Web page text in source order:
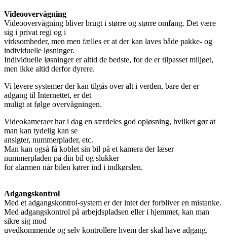
Videoovervågning
Videoovervågning bliver brugt i større og større omfang. Det være
sig i privat regi og i
virksomheder, men men fælles er at der kan laves både pakke- og
individuelle løsninger.
Individuelle løsninger er altid de bedste, for de er tilpasset miljøet,
men ikke altid derfor dyrere.
Vi levere systemer der kan tilgås over alt i verden, bare der er
adgang til Internettet, er det
muligt at følge overvågningen.
Videokameraer har i dag en særdeles god opløsning, hvilket gør at
man kan tydelig kan se
ansigter, nummerplader, etc.
Man kan også få koblet sin bil på et kamera der læser
nummerpladen på din bil og slukker
for alarmen når bilen kører ind i indkørslen.
Adgangskontrol
Med et adgangskontrol-system er der intet der forbliver en mistanke.
Med adgangskontrol på arbejdspladsen eller i hjemmet, kan man
sikre sig mod
uvedkommende og selv kontrollere hvem der skal have adgang.